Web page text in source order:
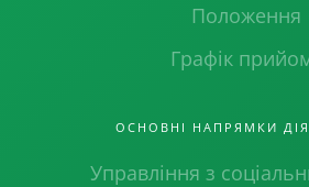
Положення
Графік
ОСНОВНІ НАПРЯМКИ
Управління з